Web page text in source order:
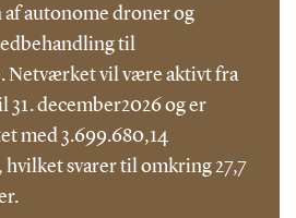
autonome droner og
til
Netværket vil være aktivt fra
31. december2026 og er
med 3.699.680,14
svarer til omkring 27,7